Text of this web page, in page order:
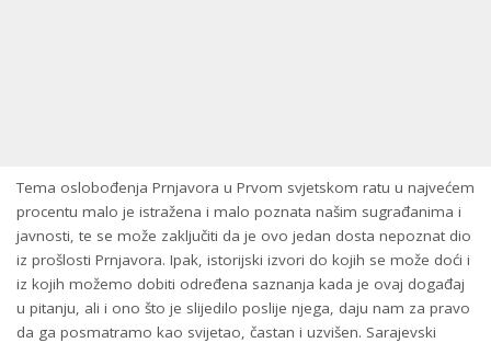
Tema oslobođenja Prnjavora u Prvom svjetskom ratu u najvećem
procentu malo je istražena i malo poznata našim sugrađanima i
javnosti, te se može zaključiti da je ovo jedan dosta nepoznat dio
iz prošlosti Prnjavora. Ipak, istorijski izvori do kojih se može doći i
iz kojih možemo dobiti određena saznanja kada je ovaj događaj
u pitanju, ali i ono što je slijedilo poslije njega, daju nam za pravo
da ga posmatramo kao svijetao, častan i uzvišen. Sarajevski